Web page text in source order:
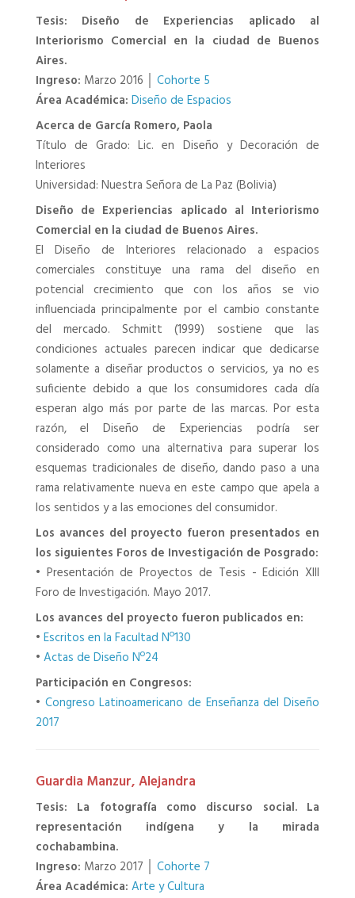
Tesis: Diseño de Experiencias aplicado al
Interiorismo Comercial en la ciudad de Buenos
Aires.
Ingreso: Marzo 2016 │ Cohorte 5
Área Académica: Diseño de Espacios
Acerca de García Romero, Paola
Título de Grado: Lic. en Diseño y Decoración de
Interiores
Universidad: Nuestra Señora de La Paz (Bolivia)
Diseño de Experiencias aplicado al Interiorismo
Comercial en la ciudad de Buenos Aires.
El Diseño de Interiores relacionado a espacios
comerciales constituye una rama del diseño en
potencial crecimiento que con los años se vio
influenciada principalmente por el cambio constante
del mercado. Schmitt (1999) sostiene que las
condiciones actuales parecen indicar que dedicarse
solamente a diseñar productos o servicios, ya no es
suficiente debido a que los consumidores cada día
esperan algo más por parte de las marcas. Por esta
razón, el Diseño de Experiencias podría ser
considerado como una alternativa para superar los
esquemas tradicionales de diseño, dando paso a una
rama relativamente nueva en este campo que apela a
los sentidos y a las emociones del consumidor.
Los avances del proyecto fueron presentados en
los siguientes Foros de Investigación de Posgrado:
• Presentación de Proyectos de Tesis - Edición XIII
Foro de Investigación. Mayo 2017.
Los avances del proyecto fueron publicados en:
• Escritos en la Facultad Nº130
• Actas de Diseño Nº24
Participación en Congresos:
• Congreso Latinoamericano de Enseñanza del Diseño
2017
Guardia Manzur, Alejandra
Tesis: La fotografía como discurso social. La
representación indígena y la mirada
cochabambina.
Ingreso: Marzo 2017 │ Cohorte 7
Área Académica: Arte y Cultura